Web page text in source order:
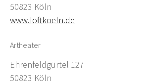
50823 Köln
www.loftkoeln.de
Artheater
Ehrenfeldgürtel 127
50823 Köln